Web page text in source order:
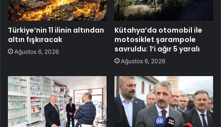
Türkiye’nin 11 ilinin altından
altın fışkıracak
Ağustos 6, 2026
Kütahya’da otomobil ile
motosiklet şarampole
savruldu: 1’i ağır 5 yaralı
Ağustos 6, 2026